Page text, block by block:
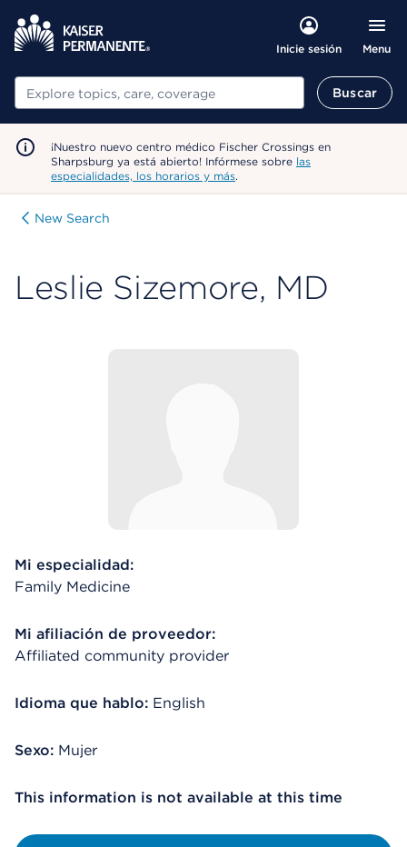
Inicie sesión Menu
Buscar Buscar
¡Nuestro nuevo centro médico Fischer Crossings en
Sharpsburg ya está abierto! Infórmese sobre las
especialidades, los horarios y más.
New Search
Leslie Sizemore, MD
Mi especialidad:
Family Medicine
Mi afiliación de proveedor:
Affiliated community provider
Idioma que hablo: English
Sexo: Mujer
This information is not available at this time